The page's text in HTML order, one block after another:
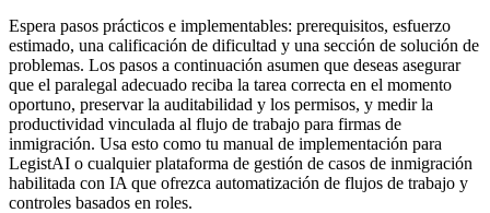
Espera pasos prácticos e implementables: prerequisitos, esfuerzo
estimado, una calificación de dificultad y una sección de solución de
problemas. Los pasos a continuación asumen que deseas asegurar
que el paralegal adecuado reciba la tarea correcta en el momento
oportuno, preservar la auditabilidad y los permisos, y medir la
productividad vinculada al flujo de trabajo para firmas de
inmigración. Usa esto como tu manual de implementación para
LegistAI o cualquier plataforma de gestión de casos de inmigración
habilitada con IA que ofrezca automatización de flujos de trabajo y
controles basados en roles.